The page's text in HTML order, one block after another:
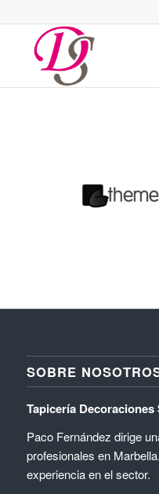
SOBRE
Tapicería Decoraciones
Paco Fernández dirige
profesionales en
experiencia en el sector.